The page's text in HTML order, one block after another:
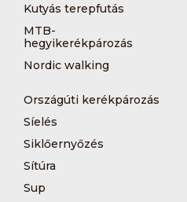
Kutyás terepfutás
MTB-
hegyikerékpározás
Nordic walking
Országúti kerékpározás
Síelés
Siklőernyőzés
Sítúra
Sup